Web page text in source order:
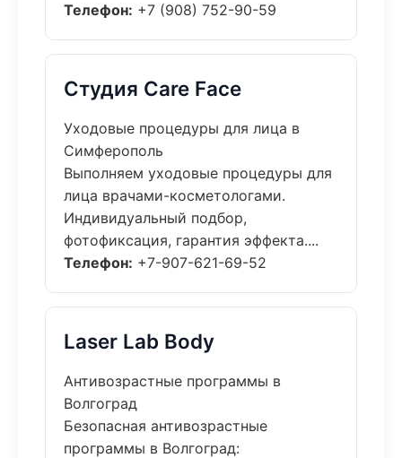
Телефон: +7 (908) 752-90-59
Студия Care Face
Уходовые процедуры для лица в
Симферополь
Выполняем уходовые процедуры для
лица врачами-косметологами.
Индивидуальный подбор,
фотофиксация, гарантия эффекта....
Телефон: +7-907-621-69-52
Laser Lab Body
Антивозрастные программы в
Волгоград
Безопасная антивозрастные
программы в Волгоград: